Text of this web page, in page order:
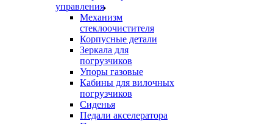
управления
Механизм
стеклоочистителя
Корпусные детали
Зеркала для
погрузчиков
Упоры газовые
Кабины для вилочных
погрузчиков
Сиденья
Педали акселератора